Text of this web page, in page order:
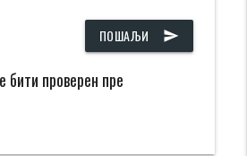
ПОШАЉИ send
проверен пре